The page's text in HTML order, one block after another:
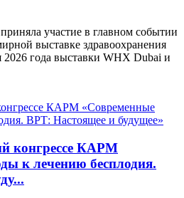
участие в главном событии
выставке здравоохранения
года выставки WHX Dubai и
конгрессе КАРМ
к лечению бесплодия.